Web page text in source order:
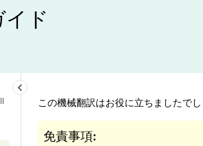
ド
keyboard_arrow_left
この機械翻訳はお役に立ちましたで
免責事項: